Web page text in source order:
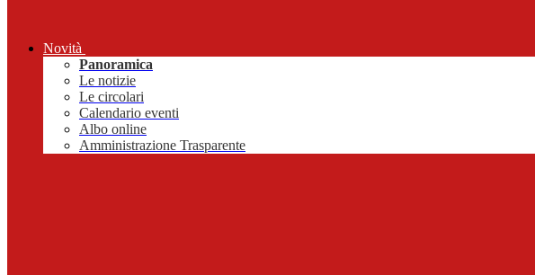
Novità
Panoramica
Le notizie
Le circolari
Calendario eventi
Albo online
Amministrazione Trasparente